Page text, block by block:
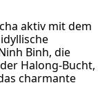
aktiv mit dem
Binh, die
Halong-Bucht,
charmante